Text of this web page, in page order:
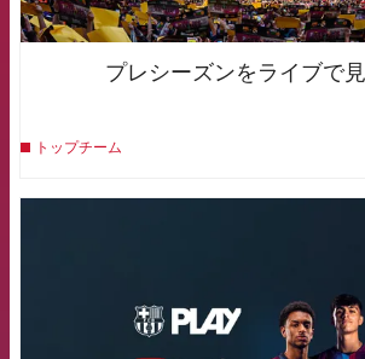
プレシーズンをライブで
トップチーム